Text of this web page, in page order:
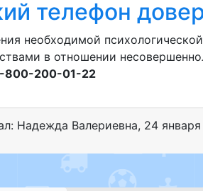
телефон
необходимой
в отношении
800-200-01-22
Надежда Валериевна, 24